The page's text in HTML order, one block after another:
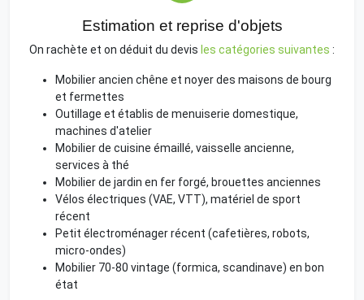
Estimation et reprise d'objets
On rachète et on déduit du devis les catégories suivantes :
Mobilier ancien chêne et noyer des maisons de bourg
et fermettes
Outillage et établis de menuiserie domestique,
machines d'atelier
Mobilier de cuisine émaillé, vaisselle ancienne,
services à thé
Mobilier de jardin en fer forgé, brouettes anciennes
Vélos électriques (VAE, VTT), matériel de sport
récent
Petit électroménager récent (cafetières, robots,
micro-ondes)
Mobilier 70-80 vintage (formica, scandinave) en bon
état